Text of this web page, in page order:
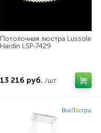
Потолочная люстра Lussole
Hardin LSP-7429
13 216 руб. /шт